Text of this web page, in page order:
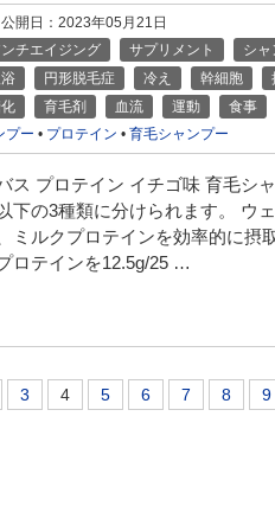
公開日：2023年05月21日
チエイジング
サプリメント シャ
円形脱毛症 冷え 幹細胞
育毛剤 血流 運動 食事
プー • プロテイン •育毛シャンプー
ス プロテイン イチゴ味 育毛シ
下の3種類に分けられます。 ウ
ミルクプロテインを効率的に摂
ロテインを12.5g/25 …
3 4 5 6 7 8 9